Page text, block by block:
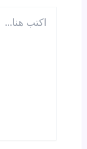
هنا...